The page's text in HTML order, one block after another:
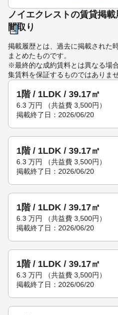
ノイエクレストの賃貸掲
間取り
掲載履歴とは、過去に掲載された
まとめたものです。
※最終的な成約賃料とは異なる場
集賃料を保証するものではありませ
1階 / 1LDK / 39.17㎡
6.3 万円
（共益費 3,500円）
掲載終了日：2026/06/20
1階 / 1LDK / 39.17㎡
6.3 万円
（共益費 3,500円）
掲載終了日：2026/06/20
1階 / 1LDK / 39.17㎡
6.3 万円
（共益費 3,500円）
掲載終了日：2026/06/20
1階 / 1LDK / 39.17㎡
6.3 万円
（共益費 3,500円）
掲載終了日：2026/06/20